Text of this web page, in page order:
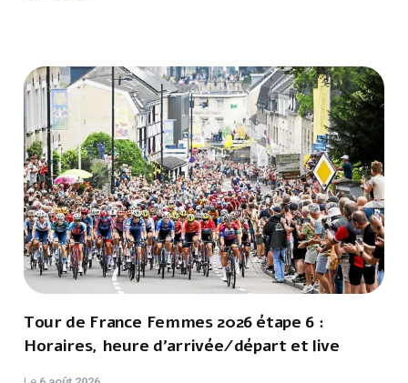
Tour de France Femmes 2026 étape 6 :
Horaires, heure d'arrivée/départ et live